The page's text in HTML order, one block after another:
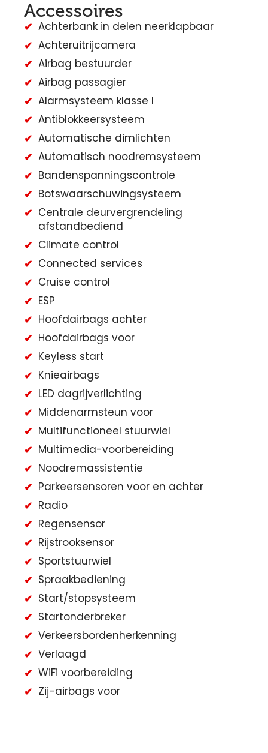
Accessoires
Achterbank in delen neerklapbaar
Achteruitrijcamera
Airbag bestuurder
Airbag passagier
Alarmsysteem klasse I
Antiblokkeersysteem
Automatische dimlichten
Automatisch noodremsysteem
Bandenspanningscontrole
Botswaarschuwingsysteem
Centrale deurvergrendeling
afstandbediend
Climate control
Connected services
Cruise control
ESP
Hoofdairbags achter
Hoofdairbags voor
Keyless start
Knieairbags
LED dagrijverlichting
Middenarmsteun voor
Multifunctioneel stuurwiel
Multimedia-voorbereiding
Noodremassistentie
Parkeersensoren voor en achter
Radio
Regensensor
Rijstrooksensor
Sportstuurwiel
Spraakbediening
Start/stopsysteem
Startonderbreker
Verkeersbordenherkenning
Verlaagd
WiFi voorbereiding
Zij-airbags voor